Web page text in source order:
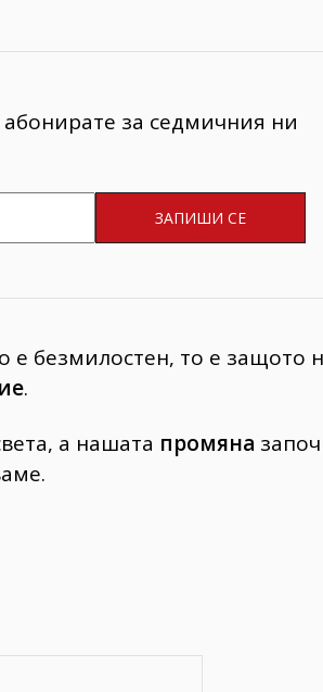
за седмичния ни
е безмилостен, то е защото
.
а нашата промяна